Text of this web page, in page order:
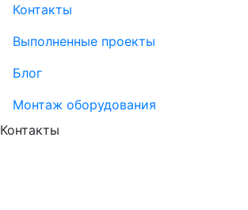
Контакты
Выполненные проекты
Блог
Монтаж оборудования
Контакты